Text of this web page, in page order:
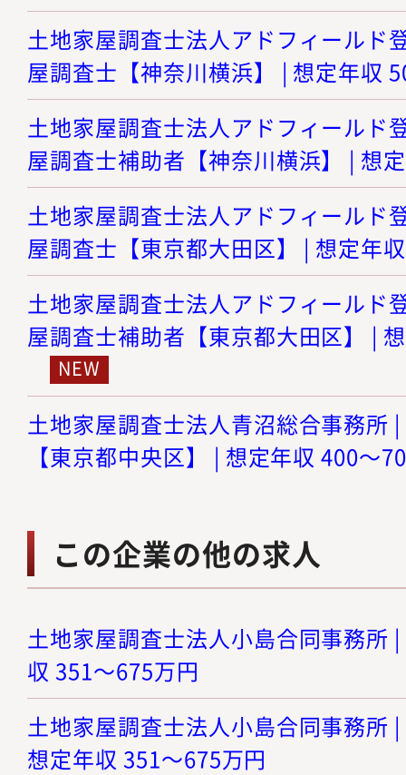
土地家屋調査士法人アドフィールド
屋調査士【神奈川横浜】 | 想定年収
土地家屋調査士法人アドフィールド
屋調査士補助者【神奈川横浜】 | 想
土地家屋調査士法人アドフィールド
屋調査士【東京都大田区】 | 想定年
土地家屋調査士法人アドフィールド
屋調査士補助者【東京都大田区】 |
土地家屋調査士法人青沼総合事務所
【東京都中央区】 | 想定年収 400～
この企業の他の求人
土地家屋調査士法人小島合同事務所
収 351～675万円
土地家屋調査士法人小島合同事務所
想定年収 351～675万円